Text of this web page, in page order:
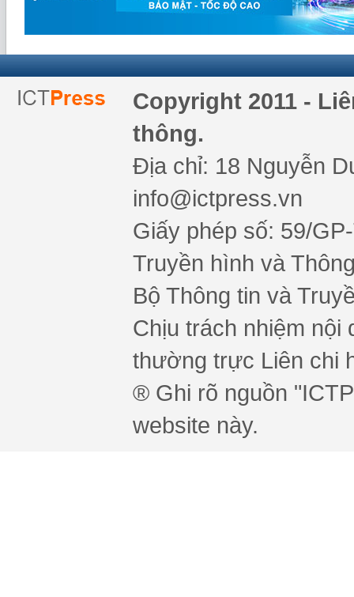
Copyright 2011 -
thông.
Địa chỉ: 18 Nguyễn
info@ictpress.vn
Giấy phép số: 59/
Truyền hình và
Bộ Thông tin và
Chịu trách nhiệm nội
thường trực Liên chi
® Ghi rõ nguồn
website này.